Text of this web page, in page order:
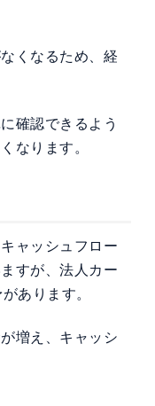
くなるため、経
確認できるよう
なります。
ャッシュフロー
すが、法人カー
あります。
増え、キャッシ